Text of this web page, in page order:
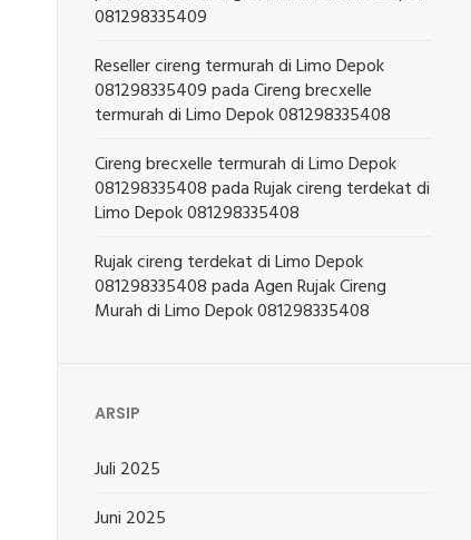
081298335409
Reseller cireng termurah di Limo Depok
081298335409padaCireng brecxelle
termurah di Limo Depok 081298335408
Cireng brecxelle termurah di Limo Depok
081298335408padaRujak cireng terdekat di
Limo Depok 081298335408
Rujak cireng terdekat di Limo Depok
081298335408padaAgen Rujak Cireng
Murah di Limo Depok 081298335408
ARSIP
Juli 2025
Juni 2025